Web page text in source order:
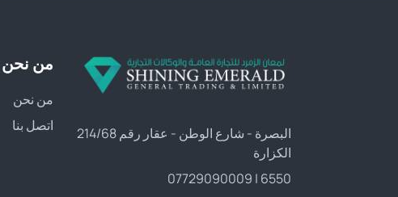
البصرة - شارع الوطن - عقار رقم 214/68
الكزارة
6550 | 07729090009
من نحن
من نحن
اتصل بنا